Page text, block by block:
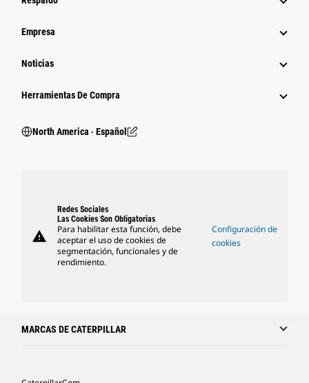
Empresa
Noticias
Herramientas De Compra
North America ‧ Español
warning
Redes Sociales
Las Cookies Son Obligatorias
Para habilitar esta función, debe
aceptar el uso de cookies de
segmentación, funcionales y de
rendimiento.
Configuración de
cookies
MARCAS DE CATERPILLAR